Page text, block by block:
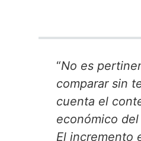
“No es
comparar sin
cuenta el
económico
El incremento